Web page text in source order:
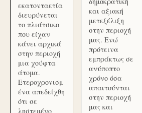
εκατονταετία
διευρύνεται
το πλιάτσικο
που είχαν
κάνει αρχικά
στην περιοχή
μια χούφτα
άτομα.
Ετεροχρονισμ
ένα απεδείχθη
ότι σε
ληστεμένο
και αξιακή
μετεξέλιξη
στην περιοχή
μας. Ενώ
πρότεινα
εμπράκτως σε
ανύποπτο
χρόνο όσα
απαιτούνται
στην περιοχή
μας και